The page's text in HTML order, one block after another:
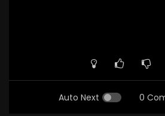
Auto Next 0